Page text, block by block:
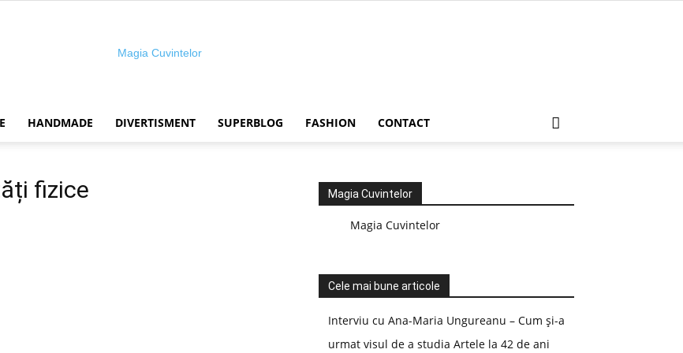
HANDMADE DIVERTISMENT SUPERBLOG FASHION CONTACT
fizice Magia Cuvintelor
Magia Cuvintelor
Cele mai bune articole
Interviu cu Ana-Maria Ungureanu – Cum și-a
urmat visul de a studia Artele la 42 de ani